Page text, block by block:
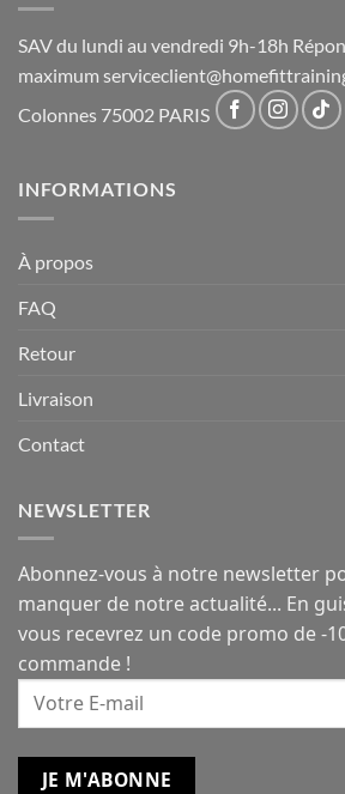
SAV du lundi au vendredi 9h-18h
maximum
Colonnes 75002 PARIS
INFORMATIONS
À propos
FAQ
Retour
Livraison
Contact
NEWSLETTER
Abonnez-vous à notre newsletter
manquer de notre actualité... En
vous recevrez un code promo de -
commande !